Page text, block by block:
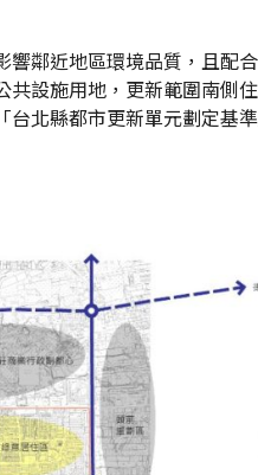
鄰近地區環境品質，且配
設施用地，更新範圍南側
北縣都市更新單元劃定基